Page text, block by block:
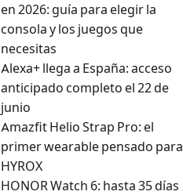
en 2026: guía para elegir la
consola y los juegos que
necesitas
Alexa+ llega a España: acceso
anticipado completo el 22 de
junio
Amazfit Helio Strap Pro: el
primer wearable pensado para
HYROX
HONOR Watch 6: hasta 35 días